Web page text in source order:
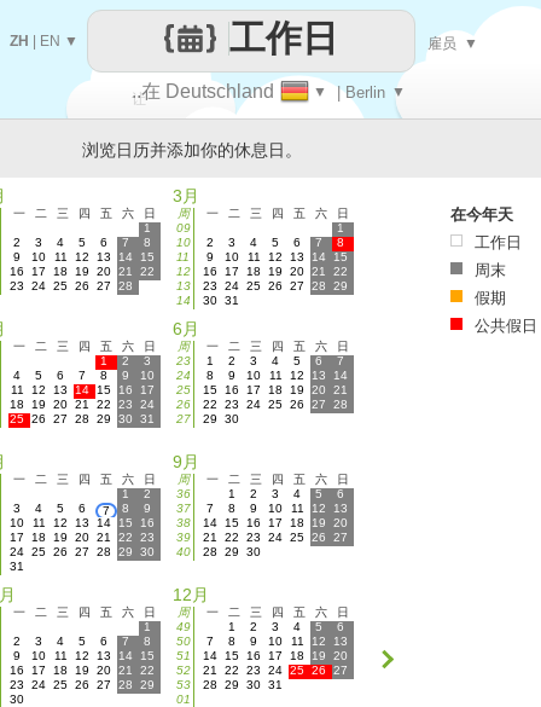
让
..在 Deutschland ▼ | Berlin ▼
工作日
ZH EN ▼ 雇员 ▼
浏览日历并添加你的休息日。
一 二 三 四 五 六
日
1
2
3 4 5 6 7
8
9
10 11 12 13 14
15
16
17 18 19 20 21
22
23
24 25 26 27 28
3月
周 一 二 三 四 五 六
日
09
1
10
2 3 4 5 6 7
8
11
9 10 11 12 13 14
15
12
16 17 18 19 20 21
22
13
23 24 25 26 27 28
29
14
30 31
一 二 三 四 五 六
日
1
2
3
4
5 6 7 8 9
10
11
12 13 14 15 16
17
18
19 20 21 22 23
24
25 26 27 28 29 30 31
6月
周 一 二 三 四 五 六
日
23
1 2 3 4 5 6
7
24
8 9 10 11 12 13
14
25
15 16 17 18 19 20
21
26
22 23 24 25 26 27
28
27
29 30
一 二 三 四 五 六
日
1
2
3
4 5 6 7 8
9
10
11 12 13 14 15
16
17
18 19 20 21 22
23
24 25 26 27 28 29
30
31
9月
周 一 二 三 四 五 六
日
36
1 2 3 4 5
6
37
7 8 9 10 11 12
13
38
14 15 16 17 18 19
20
39
21 22 23 24 25 26
27
40
28 29 30
一 二 三 四 五 六
日
1
2
3 4 5 6 7
8
9
10 11 12 13 14
15
16
17 18 19 20 21
22
23
24 25 26 27 28
29
30
12月
周 一 二 三 四 五 六
日
49
1 2 3 4 5
6
50
7 8 9 10 11 12
13
51
14 15 16 17 18 19
20
52
21 22 23 24 25 26
27
53
28 29 30 31
01
在今年天
工作日
周末
假期
公共假日